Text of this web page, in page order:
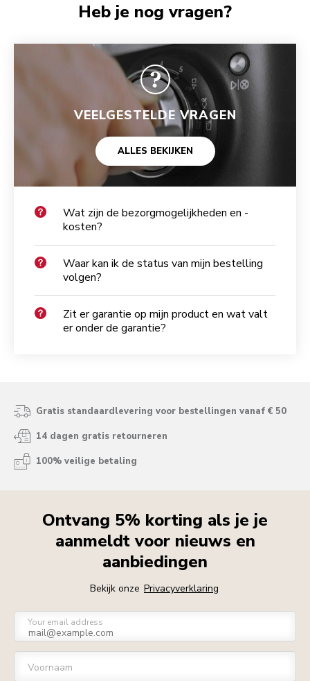
Heb je nog vragen?
VEELGESTELDE VRAGEN
ALLES BEKIJKEN
Wat zijn de bezorgmogelijkheden en -
kosten?
Waar kan ik de status van mijn bestelling
volgen?
Zit er garantie op mijn product en wat valt
er onder de garantie?
Gratis standaardlevering voor bestellingen vanaf € 50
14 dagen gratis retourneren
100% veilige betaling
Ontvang 5% korting als je je
aanmeldt voor nieuws en
aanbiedingen
Bekijk onze Privacyverklaring
Your email address
Voornaam